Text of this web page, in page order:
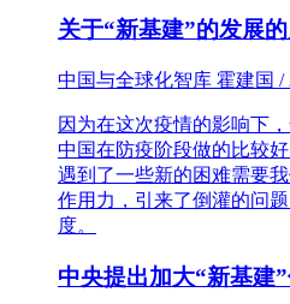
关于“新基建”的发展
中国与全球化智库 霍建国 /
因为在这次疫情的影响下
中国在防疫阶段做的比较
遇到了一些新的困难需要
作用力，引来了倒灌的问
度。
中央提出加大“新基建